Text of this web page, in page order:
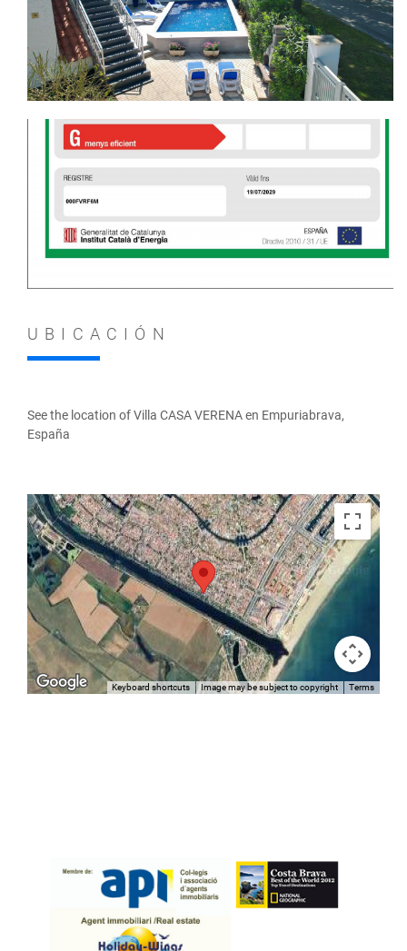
UBICACIÓN
See the location of Villa CASA VERENA en Empuriabrava,
España
Keyboard shortcuts Image may be subject to copyright Terms